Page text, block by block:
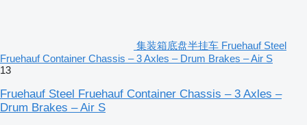
集装箱底盘半挂车 Fruehauf Steel
Fruehauf Container Chassis – 3 Axles – Drum Brakes – Air S
13
Fruehauf Steel Fruehauf Container Chassis – 3 Axles –
Drum Brakes – Air S